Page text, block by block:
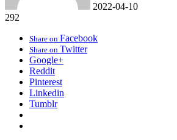
2022-04-10
292
Share on Facebook
Share on Twitter
Google+
Reddit
Pinterest
Linkedin
Tumblr